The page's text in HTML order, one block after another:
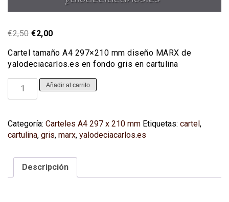
€2,50 El
original
era:
€2,50.
€2,00El
actual
es:
€2,00.
Cartel tamaño A4 297×210 mm diseño MARX de
yalodeciacarlos.es en fondo gris en cartulina
Cartel
MARX
mm)
fondo
(cartulina)
cantidad
Añadir al carrito
Categoría: Carteles A4 297 x 210 mm Etiquetas: cartel ,
cartulina, gris, marx, yalodeciacarlos.es
Descripción